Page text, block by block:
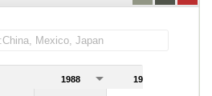
1988 1989